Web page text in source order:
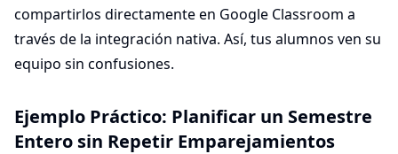
compartirlos directamente en Google Classroom a
través de la integración nativa. Así, tus alumnos ven su
equipo sin confusiones.
Ejemplo Práctico: Planificar un Semestre
Entero sin Repetir Emparejamientos